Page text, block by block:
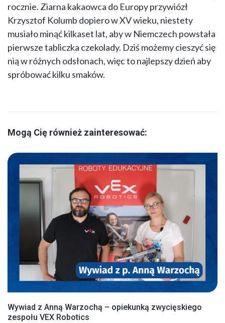
rocznie. Ziarna kakaowca do Europy przywiózł
Krzysztof Kolumb dopiero w XV wieku, niestety
musiało minąć kilkaset lat, aby w Niemczech powstała
pierwsze tabliczka czekolady. Dziś możemy cieszyć się
nią w różnych odsłonach, więc to najlepszy dzień aby
spróbować kilku smaków.
Mogą Cię również zainteresować:
Wywiad z Anną Warzochą – opiekunką zwycięskiego
zespołu VEX Robotics